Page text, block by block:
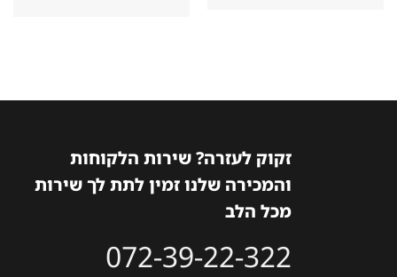
זקוק לעזרה? שירות הלקוחות
והמכירה שלנו זמין לתת לך שירות
מכל הלב
072-39-22-322